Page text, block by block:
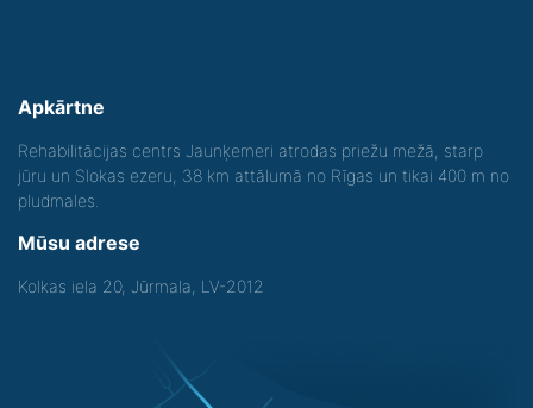
Apkārtne
Rehabilitācijas centrs Jaunķemeri atrodas priežu mežā, starp
jūru un Slokas ezeru, 38 km attālumā no Rīgas un tikai 400 m no
pludmales.
Mūsu adrese
Kolkas iela 20, Jūrmala, LV-2012